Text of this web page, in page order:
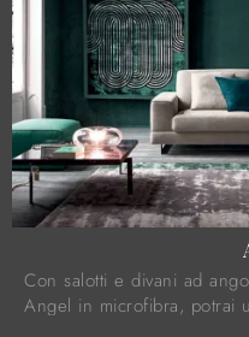
Con salotti e divani ad
Angel in microfibra, potrai